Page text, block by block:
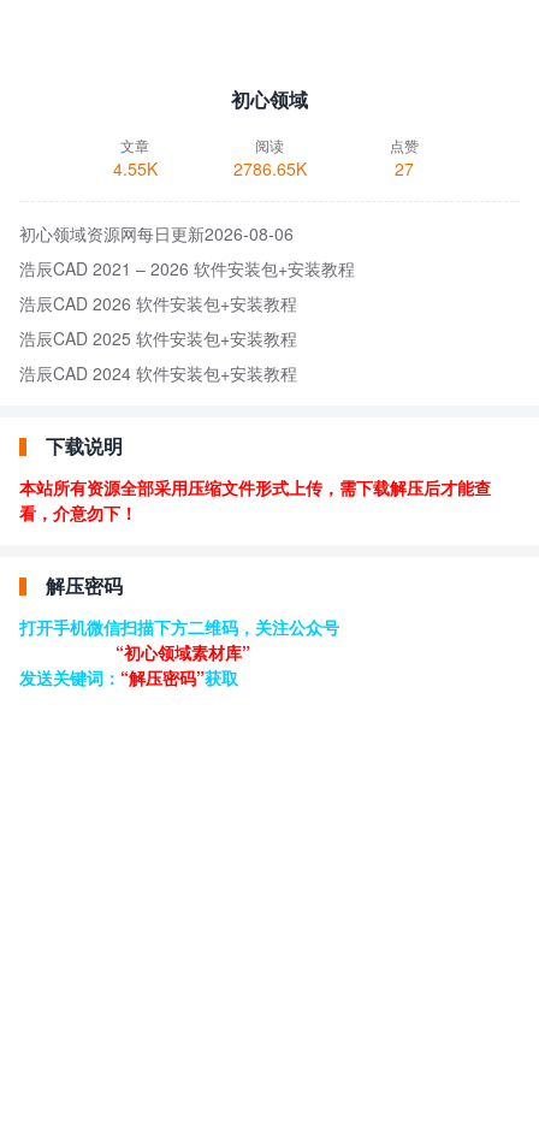
初心领域
文章
4.55K
阅读
2786.65K
点赞
27
初心领域资源网每日更新2026-08-06
浩辰CAD 2021 – 2026 软件安装包+安装教程
浩辰CAD 2026 软件安装包+安装教程
浩辰CAD 2025 软件安装包+安装教程
浩辰CAD 2024 软件安装包+安装教程
下载说明
本站所有资源全部采用压缩文件形式上传，需下载解压后才能查
看，介意勿下！
解压密码
打开手机微信扫描下方二维码，关注公众号
“初心领域素材库”
发送关键词： “解压密码”获取